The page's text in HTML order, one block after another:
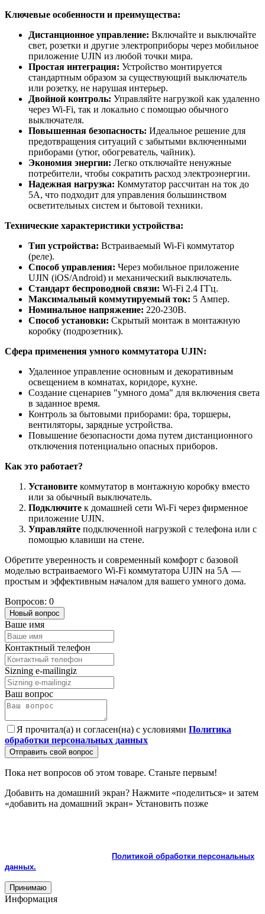
Ключевые особенности и преимущества:
Дистанционное управление: Включайте и выключайте
свет, розетки и другие электроприборы через мобильное
приложение UJIN из любой точки мира.
Простая интеграция: Устройство монтируется
стандартным образом за существующий выключатель
или розетку, не нарушая интерьер.
Двойной контроль: Управляйте нагрузкой как удаленно
через Wi-Fi, так и локально с помощью обычного
выключателя.
Повышенная безопасность: Идеальное решение для
предотвращения ситуаций с забытыми включенными
приборами (утюг, обогреватель, чайник).
Экономия энергии: Легко отключайте ненужные
потребители, чтобы сократить расход электроэнергии.
Надежная нагрузка: Коммутатор рассчитан на ток до
5А, что подходит для управления большинством
осветительных систем и бытовой техники.
Технические характеристики устройства:
Тип устройства: Встраиваемый Wi-Fi коммутатор
(реле).
Способ управления: Через мобильное приложение
UJIN (iOS/Android) и механический выключатель.
Стандарт беспроводной связи: Wi-Fi 2.4 ГГц.
Максимальный коммутируемый ток: 5 Ампер.
Номинальное напряжение: 220-230В.
Способ установки: Скрытый монтаж в монтажную
коробку (подрозетник).
Сфера применения умного коммутатора UJIN:
Удаленное управление основным и декоративным
освещением в комнатах, коридоре, кухне.
Создание сценариев "умного дома" для включения света
в заданное время.
Контроль за бытовыми приборами: бра, торшеры,
вентиляторы, зарядные устройства.
Повышение безопасности дома путем дистанционного
отключения потенциально опасных приборов.
Как это работает?
Установите коммутатор в монтажную коробку вместо
или за обычный выключатель.
Подключите к домашней сети Wi-Fi через фирменное
приложение UJIN.
Управляйте подключенной нагрузкой с телефона или с
помощью клавиши на стене.
Обретите уверенность и современный комфорт с базовой
моделью встраиваемого Wi-Fi коммутатора UJIN на 5А —
простым и эффективным началом для вашего умного дома.
Вопросов: 0
Новый вопрос
Ваше имя
Контактный телефон
Sizning e-mailingiz
Ваш вопрос
Я прочитал(а) и согласен(на) с условиями Политика
обработки персональных данных
Отправить свой вопрос
Пока нет вопросов об этом товаре. Станьте первым!
Добавить на домашний экран? Нажмите «поделиться» и затем
«добавить на домашний экран» Установить позже
Политикой обработки персональных
данных.
Принимаю
Информация